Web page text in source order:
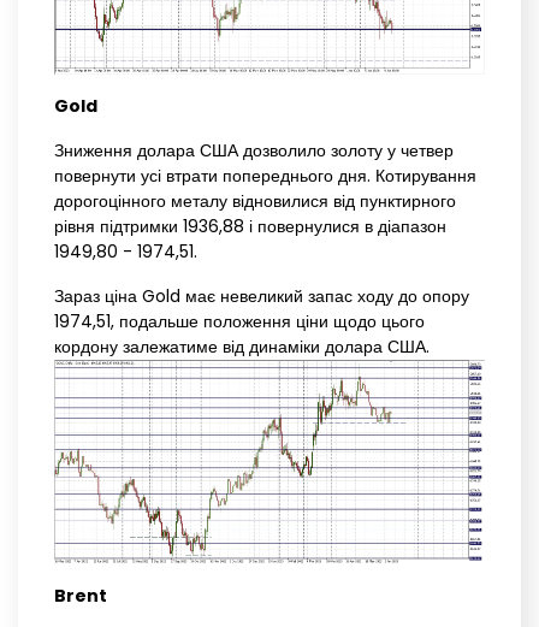
Gold
Зниження долара США дозволило золоту у четвер
повернути усі втрати попереднього дня. Котирування
дорогоцінного металу відновилися від пунктирного
рівня підтримки 1936,88 і повернулися в діапазон
1949,80 - 1974,51.
Зараз ціна Gold має невеликий запас ходу до опору
1974,51, подальше положення ціни щодо цього
кордону залежатиме від динаміки долара США.
Brent